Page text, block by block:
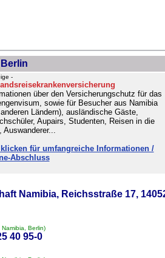
-
über den Versicherungschutz für das
sowie für Besucher aus Namibia
Ländern), ausländische Gäste,
Aupairs, Studenten, Reisen in die
Auswanderer...
klicken für umfangreiche Informationen /
Abschluss
Namibia, Reichsstraße 17,
Berlin)
40 95-0